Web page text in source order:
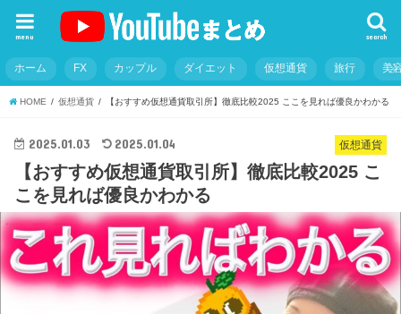
search
menu
ホーム FX カップル ダイエット 仮想通貨 旅行 美
HOME 仮想通貨 【おすすめ仮想通貨取引所】徹底比較2025 ここを見れば優良かわかる
仮想通貨
2025.01.03 2025.01.04
【おすすめ仮想通貨取引所】徹底比較2025 こ
こを見れば優良かわかる